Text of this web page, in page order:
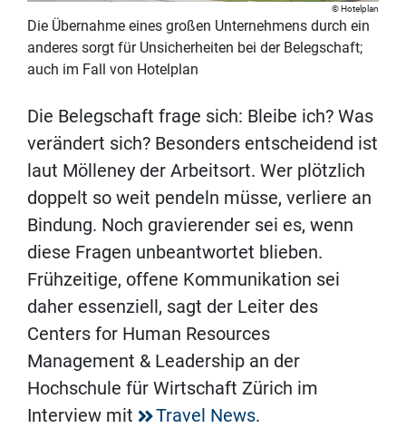
Hotelplan
Die Übernahme eines großen Unternehmens durch ein
anderes sorgt für Unsicherheiten bei der Belegschaft;
auch im Fall von Hotelplan
Die Belegschaft frage sich: Bleibe ich? Was
verändert sich? Besonders entscheidend ist
laut Mölleney der Arbeitsort. Wer plötzlich
doppelt so weit pendeln müsse, verliere an
Bindung. Noch gravierender sei es, wenn
diese Fragen unbeantwortet blieben.
Frühzeitige, offene Kommunikation sei
daher essenziell, sagt der Leiter des
Centers for Human Resources
Management & Leadership an der
Hochschule für Wirtschaft Zürich im
Interview mit
Travel News.